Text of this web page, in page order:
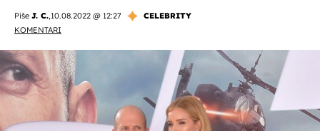
Piše J. C.,10.08.2022 @ 12:27
CELEBRITY
KOMENTARI
OMOGUĆI OBAVIJESTI